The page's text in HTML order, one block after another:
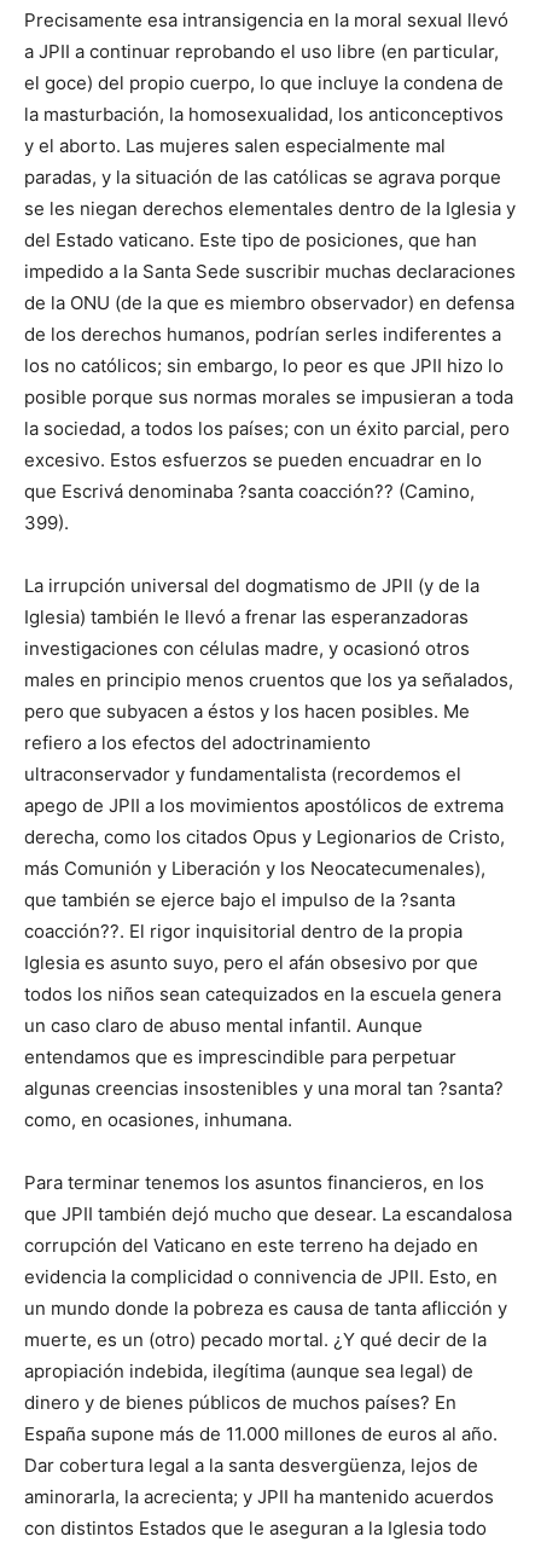
Precisamente esa intransigencia en la moral sexual llevó
a JPII a continuar reprobando el uso libre (en particular,
el goce) del propio cuerpo, lo que incluye la condena de
la masturbación, la homosexualidad, los anticonceptivos
y el aborto. Las mujeres salen especialmente mal
paradas, y la situación de las católicas se agrava porque
se les niegan derechos elementales dentro de la Iglesia y
del Estado vaticano. Este tipo de posiciones, que han
impedido a la Santa Sede suscribir muchas declaraciones
de la ONU (de la que es miembro observador) en defensa
de los derechos humanos, podrían serles indiferentes a
los no católicos; sin embargo, lo peor es que JPII hizo lo
posible porque sus normas morales se impusieran a toda
la sociedad, a todos los países; con un éxito parcial, pero
excesivo. Estos esfuerzos se pueden encuadrar en lo
que Escrivá denominaba ?santa coacción?? (Camino,
399).
La irrupción universal del dogmatismo de JPII (y de la
Iglesia) también le llevó a frenar las esperanzadoras
investigaciones con células madre, y ocasionó otros
males en principio menos cruentos que los ya señalados,
pero que subyacen a éstos y los hacen posibles. Me
refiero a los efectos del adoctrinamiento
ultraconservador y fundamentalista (recordemos el
apego de JPII a los movimientos apostólicos de extrema
derecha, como los citados Opus y Legionarios de Cristo,
más Comunión y Liberación y los Neocatecumenales),
que también se ejerce bajo el impulso de la ?santa
coacción??. El rigor inquisitorial dentro de la propia
Iglesia es asunto suyo, pero el afán obsesivo por que
todos los niños sean catequizados en la escuela genera
un caso claro de abuso mental infantil. Aunque
entendamos que es imprescindible para perpetuar
algunas creencias insostenibles y una moral tan ?santa?
como, en ocasiones, inhumana.
Para terminar tenemos los asuntos financieros, en los
que JPII también dejó mucho que desear. La escandalosa
corrupción del Vaticano en este terreno ha dejado en
evidencia la complicidad o connivencia de JPII. Esto, en
un mundo donde la pobreza es causa de tanta aflicción y
muerte, es un (otro) pecado mortal. ¿Y qué decir de la
apropiación indebida, ilegítima (aunque sea legal) de
dinero y de bienes públicos de muchos países? En
España supone más de 11.000 millones de euros al año.
Dar cobertura legal a la santa desvergüenza, lejos de
aminorarla, la acrecienta; y JPII ha mantenido acuerdos
con distintos Estados que le aseguran a la Iglesia todo